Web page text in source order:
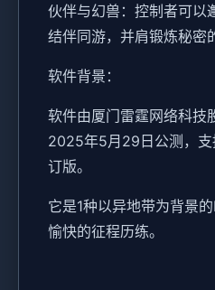
伙伴与幻兽：控制者可以
结伴同游，并肩锻炼秘密
软件背景：
软件由厦门雷霆网络科技
2025年5月29日公测，
订版。
它是1种以异地带为背景
愉快的征程历练。